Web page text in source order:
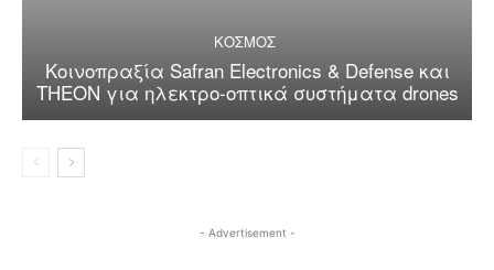
ΚΟΣΜΟΣ
Κοινοπραξία Safran Electronics & Defense και
THEON για ηλεκτρο-οπτικά συστήματα drones
- Advertisement -